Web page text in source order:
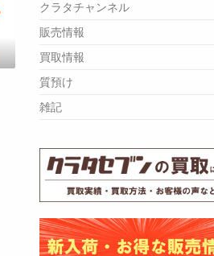
クラタチャンネル
販売情報
買取情報
質預け
雑記